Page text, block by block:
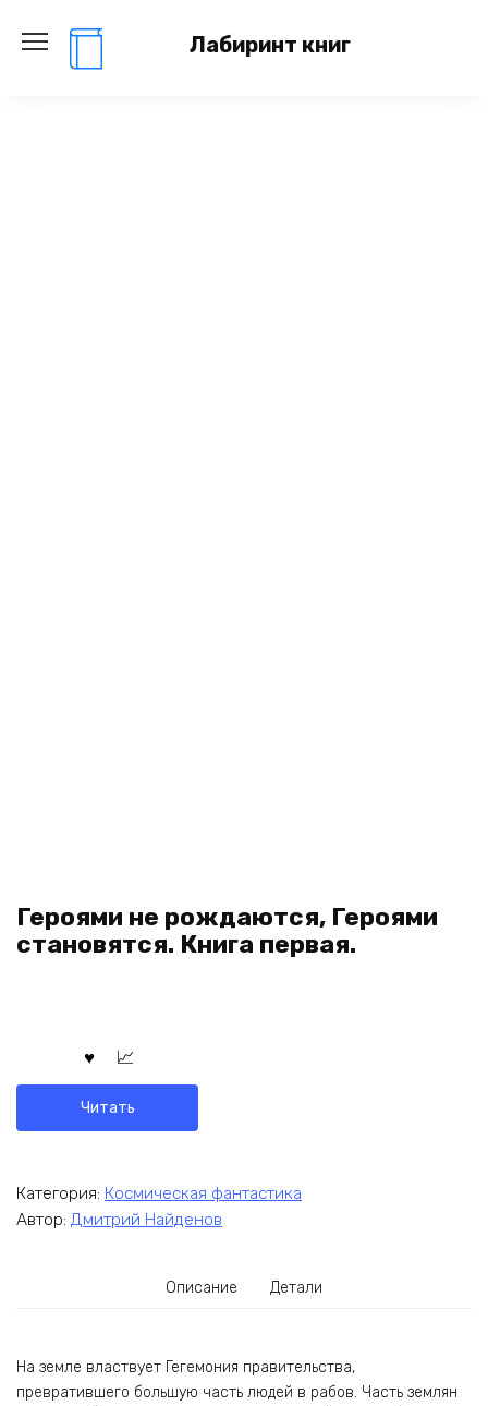
содержанию
Лабиринт книг
Героями не рождаются, Героями
становятся. Книга первая.
Читать
Категория: Космическая фантастика
Автор: Дмитрий Найденов
Описание Детали
На земле властвует Гегемония правительства,
превратившего большую часть людей в рабов. Часть землян